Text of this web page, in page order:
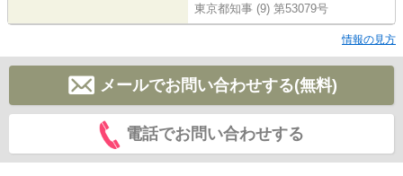
東京都知事 (9) 第53079号
情報の見方
メールでお問い合わせする(無料)
電話でお問い合わせする